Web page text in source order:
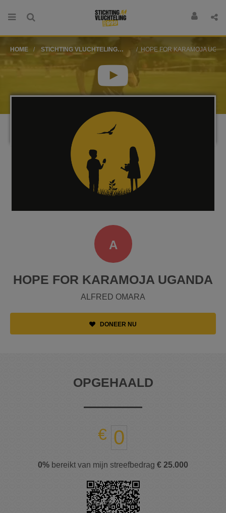
HOME
STICHTING VLUCHTELING
HOPE FOR KARAMOJA
A
HOPE FOR KARAMOJA UGANDA
ALFRED OMARA
DONEER NU
OPGEHAALD
0
0% bereikt van mijn streefbedrag € 25.000